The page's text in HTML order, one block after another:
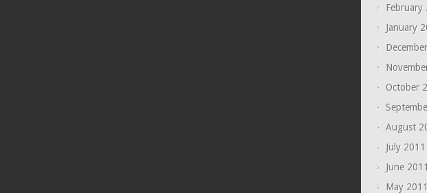
February
January
October
August
July 2011
June 2011
May 2011